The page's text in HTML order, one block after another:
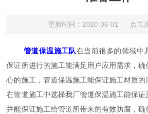
更新时间：2020-06-01 点击
管道保温施工队在当前很多的领域中
保证所进行的施工能满足用户应用需求，
心的施工，管道保温施工能保证施工材质的
在管道施工中选择我厂管道保温施工能保证
并能保证施工给管道所带来的有效防腐，